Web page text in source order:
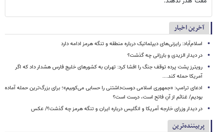
آخرین اخبار
اسلام‌آباد: رایزنی‌های دیپلماتیک درباره منطقه و تنگه هرمز ادامه دارد
در دیدار الزیدی و بارزانی چه گذشت؟
رویترز پشت پرده توقف جنگ را افشا کرد: تهران به کشورهای خلیج فارس هشدار داد که اگر
آمریکا حمله کند....
ادعای ترامپ: «جمهوری اسلامی دوست‌داشتنی را حسابی می‌کوبیم»؛ برای بزرگ‌ترین حمله آماده
بودیم/ غنائم از آنِ فاتح است، درست است؟
در دیدار وزرای خارجه آمریکا و انگلیس درباره ایران و تنگه هرمز چه گذشت؟/ عکس
پربیننده‌ترین